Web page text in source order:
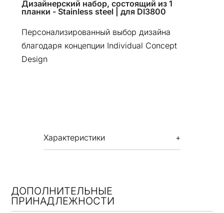
Дизайнерский набор, состоящий из 1
планки - Stainless steel | для DI3800
Персонализированный выбор дизайна
благодаря концепции Individual Concept
Design
Характеристики
ДОПОЛНИТЕЛЬНЫЕ
ПРИНАДЛЕЖНОСТИ